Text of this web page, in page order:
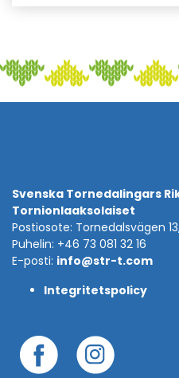
Svenska Tornedalingars
Tornionlaaksolaiset
Postiosote: Tornedalsvägen
Puhelin: +46 73 081 32 16
E-posti: info@str-t.com
Integritetspolicy